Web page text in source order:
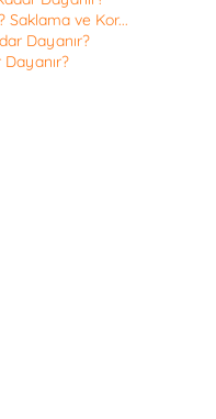
Saklama ve Kor...
Dayanır?
Dayanır?